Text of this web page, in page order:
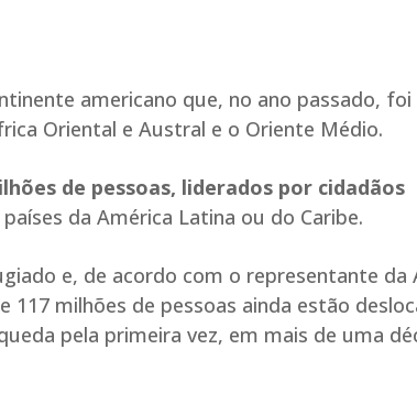
americano que, no ano passado, foi
Oriental e Austral e o Oriente Médio.
de pessoas, liderados por cidadãos
da América Latina ou do Caribe.
e, de acordo com o representante da
milhões de pessoas ainda estão
pela primeira vez, em mais de uma